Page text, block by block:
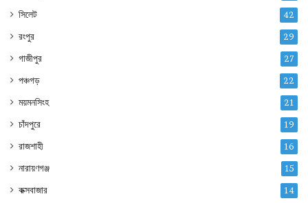
সিলেট 42
রংপুর 29
গাজীপুর 27
পঞ্চগড় 22
ময়মনসিংহ 21
চাঁদপুরে 19
রাজশাহী 16
নারায়ণগঞ্জ 15
কক্সবাজার 14